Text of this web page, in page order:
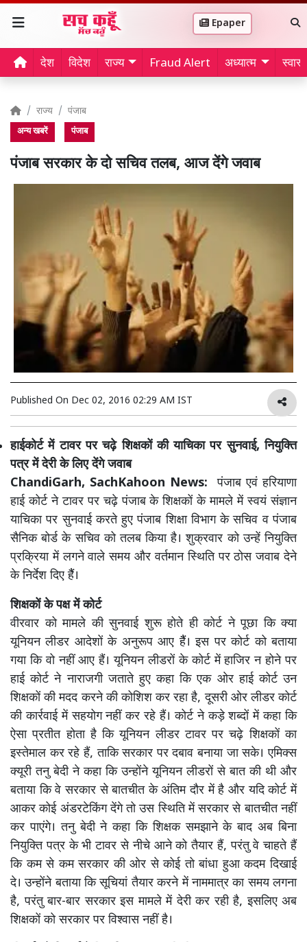
Epaper
देश विदेश राज्य Fraud Alert अध्यात्म
राज्य पंजाब
अन्य खबरें पंजाब
पंजाब सरकार के दो सचिव तलब, आज देंगे जवाब
Published On Dec 02, 2016 02:29 AM IST
हाईकोर्ट में टावर पर चढ़े शिक्षकों की याचिका पर सुनवाई, नियुक्ति
पत्र में देरी के लिए देंगे जवाब
ChandiGarh, SachKahoon News:
पंजाब एवं हरियाणा
हाई कोर्ट ने टावर पर चढ़े पंजाब के शिक्षकों के मामले में स्वयं संज्ञान
याचिका पर सुनवाई करते हुए पंजाब शिक्षा विभाग के सचिव व पंजाब
सैनिक बोर्ड के सचिव को तलब किया है। शुक्रवार को उन्हें नियुक्ति
प्रक्रिया में लगने वाले समय और वर्तमान स्थिति पर ठोस जवाब देने
के निर्देश दिए हैैं।
शिक्षकों के पक्ष में कोर्ट
वीरवार को मामले की सुनवाई शुरू होते ही कोर्ट ने पूछा कि क्या
यूनियन लीडर आदेशों के अनुरूप आए हैैं। इस पर कोर्ट को बताया
गया कि वो नहीं आए हैं। यूनियन लीडरों के कोर्ट में हाजिर न होने पर
हाई कोर्ट ने नाराजगी जताते हुए कहा कि एक ओर हाई कोर्ट उन
शिक्षकों की मदद करने की कोशिश कर रहा है, दूसरी ओर लीडर कोर्ट
की कार्रवाई में सहयोग नहीं कर रहे हैं। कोर्ट ने कड़े शब्दों में कहा कि
ऐसा प्रतीत होता है कि यूनियन लीडर टावर पर चढ़े शिक्षकों का
इस्तेमाल कर रहे हैं, ताकि सरकार पर दबाव बनाया जा सके। एमिक्स
क्यूरी तनु बेदी ने कहा कि उन्होंने यूनियन लीडरों से बात की थी और
बताया कि वे सरकार से बातचीत के अंतिम दौर में है और यदि कोर्ट में
आकर कोई अंडरटेकिंग देंगे तो उस स्थिति में सरकार से बातचीत नहीं
कर पाएंगे। तनु बेदी ने कहा कि शिक्षक समझाने के बाद अब बिना
नियुक्ति पत्र के भी टावर से नीचे आने को तैयार हैं, परंतु वे चाहते हैं
कि कम से कम सरकार की ओर से कोई तो बांधा हुआ कदम दिखाई
दे। उन्होंने बताया कि सूचियां तैयार करने में नाममात्र का समय लगना
है, परंतु बार-बार सरकार इस मामले में देरी कर रही है, इसलिए अब
शिक्षकों को सरकार पर विश्वास नहीं है।